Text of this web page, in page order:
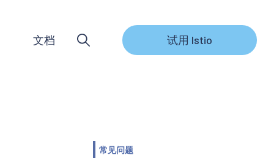
文档 试用 Istio
常见问题